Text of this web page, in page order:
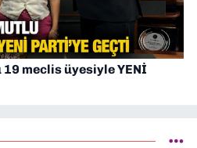
meclis üyesiyle YENİ